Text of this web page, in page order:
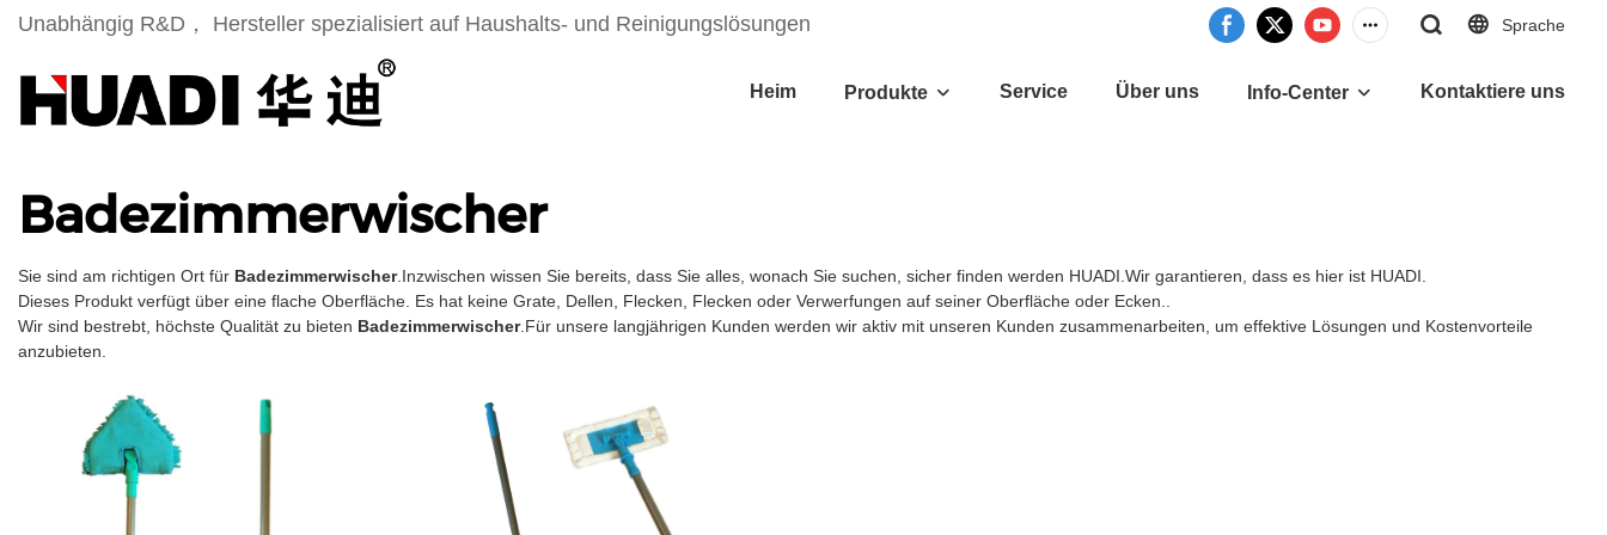
Unabhängig R&D， Hersteller spezialisiert auf Haushalts- und Reinigungslösungen Sprache
Heim Produkte Service Über uns Info-Center Kontaktiere uns
Badezimmerwischer
Sie sind am richtigen Ort für Badezimmerwischer.Inzwischen wissen Sie bereits, dass Sie alles, wonach Sie suchen, sicher finden werden HUADI.Wir garantieren, dass es hier ist HUADI.
Dieses Produkt verfügt über eine flache Oberfläche. Es hat keine Grate, Dellen, Flecken, Flecken oder Verwerfungen auf seiner Oberfläche oder Ecken..
Wir sind bestrebt, höchste Qualität zu bieten Badezimmerwischer.Für unsere langjährigen Kunden werden wir aktiv mit unseren Kunden zusammenarbeiten, um effektive Lösungen und Kostenvorteile
anzubieten.